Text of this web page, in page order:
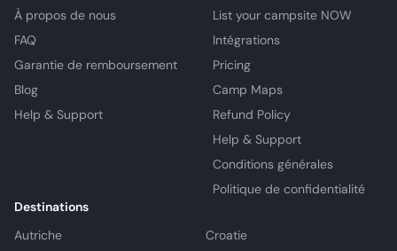
À propos de nous
FAQ
Garantie de remboursement
Blog
Help & Support
List your campsite NOW
Intégrations
Pricing
Camp Maps
Refund Policy
Help & Support
Conditions générales
Politique de confidentialité
Destinations
Autriche
Croatie